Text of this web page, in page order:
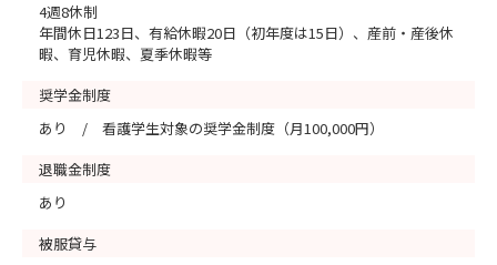
4週8休制
年間休日123日、有給休暇20日（初年度は15日）、産前・産後休
暇、育児休暇、夏季休暇等
奨学金制度
あり / 看護学生対象の奨学金制度（月100,000円）
退職金制度
あり
被服貸与